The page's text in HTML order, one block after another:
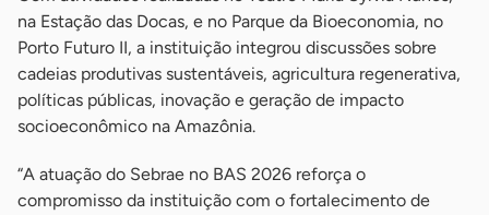
na Estação das Docas, e no Parque da Bioeconomia, no
Porto Futuro II, a instituição integrou discussões sobre
cadeias produtivas sustentáveis, agricultura regenerativa,
políticas públicas, inovação e geração de impacto
socioeconômico na Amazônia.
“A atuação do Sebrae no BAS 2026 reforça o
compromisso da instituição com o fortalecimento de